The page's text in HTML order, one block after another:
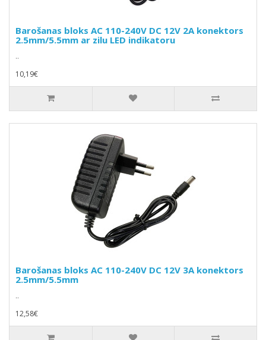
Barošanas bloks AC 110-240V DC 12V 2A konektors
2.5mm/5.5mm ar zilu LED indikatoru
..
10,19€
Barošanas bloks AC 110-240V DC 12V 3A konektors
2.5mm/5.5mm
..
12,58€